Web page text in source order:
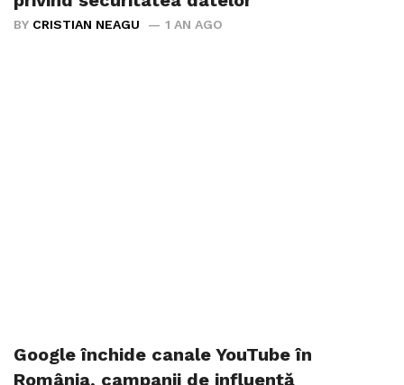
BY CRISTIAN NEAGU 1 AN AGO
Google închide canale YouTube în
România, campanii de influență